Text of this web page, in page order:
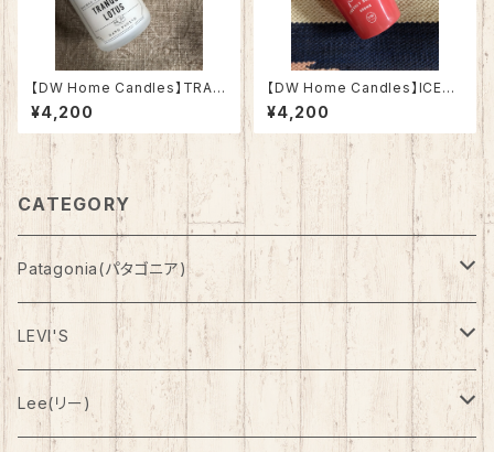
【DW Home Candles】TRAN
QUIL LOTUS 3.8oz【アロマ
キャンドル】
¥4,200
【DW Home Candles】ICED
PEACH TEA 4.3oz【アロマキ
ャンドル】
¥4,200
CATEGORY
Patagonia(パタゴニア)
Outer(アウター)
Down(ダウン)
Pants(パンツ)
LEVI'S
Denim Pants
Lee(リー)